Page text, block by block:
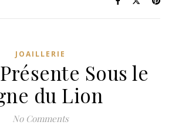
JOAILLERIE
Sous le
du Lion
No Comments